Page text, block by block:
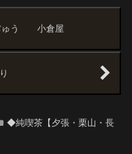
ェ ピッコロ栗...
ゅう 小倉屋
◆純喫茶【夕張・栗山・長